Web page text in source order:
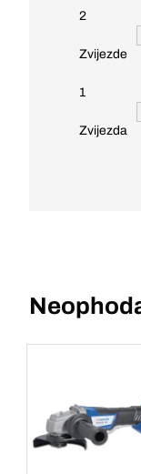
2
Zvijezde
1
Zvijezda